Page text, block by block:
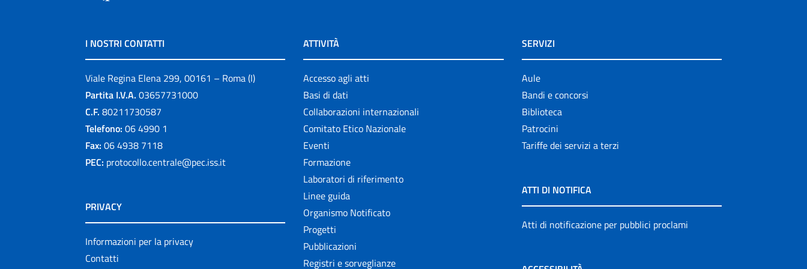
I NOSTRI CONTATTI
Viale Regina Elena 299, 00161 – Roma (I)
Partita I.V.A. 03657731000
C.F. 80211730587
Telefono: 06 4990 1
Fax: 06 4938 7118
PEC: protocollo.centrale@pec.iss.it
PRIVACY
Informazioni per la privacy
Contatti
ATTIVITÀ
Accesso agli atti
Basi di dati
Collaborazioni internazionali
Comitato Etico Nazionale
Eventi
Formazione
Laboratori di riferimento
Linee guida
Organismo Notificato
Progetti
Pubblicazioni
Registri e sorveglianze
SERVIZI
Aule
Bandi e concorsi
Biblioteca
Patrocini
Tariffe dei servizi a terzi
ATTI DI NOTIFICA
Atti di notificazione per pubblici proclami